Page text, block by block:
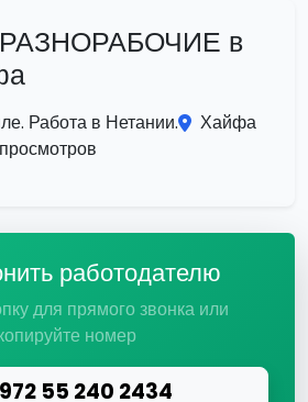
РАЗНОРАБОЧИЕ в
Работа в Нетании.
Хайфа
работодателю
для прямого звонка или
номер
55 240 2434